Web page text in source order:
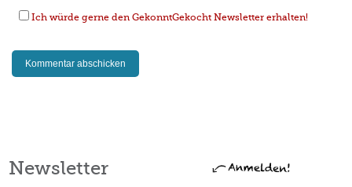
Ich würde gerne den GekonntGekocht Newsletter erhalten!
Newsletter